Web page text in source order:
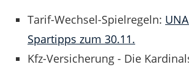
Tarif-Wechsel-Spielregeln:
Spartipps zum 30.11.
Kfz-Versicherung - Die